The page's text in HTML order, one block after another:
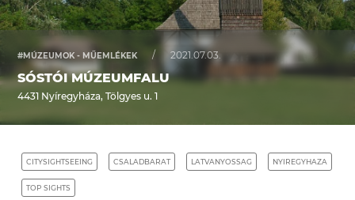
#MÚZEUMOK - MŰEMLÉKEK / 2021.07.03.
SÓSTÓI MÚZEUMFALU
4431 Nyíregyháza, Tölgyes u. 1
CITYSIGHTSEEING CSALADBARAT LATVANYOSSAG NYIREGYHAZA
TOP SIGHTS